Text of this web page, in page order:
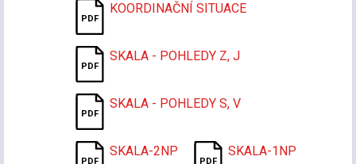
KOORDINAČNÍ SITUACE
SKALA - POHLEDY Z, J
SKALA - POHLEDY S, V
SKALA-2NP SKALA-1NP